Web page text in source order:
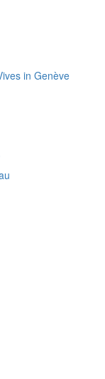
in Genève